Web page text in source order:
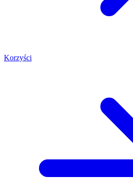
Korzyści